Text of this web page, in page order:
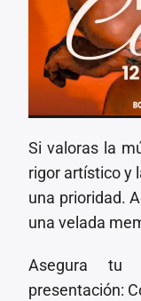
Si valoras la
rigor artístico y
una prioridad.
una velada
Asegura tu
presentación: